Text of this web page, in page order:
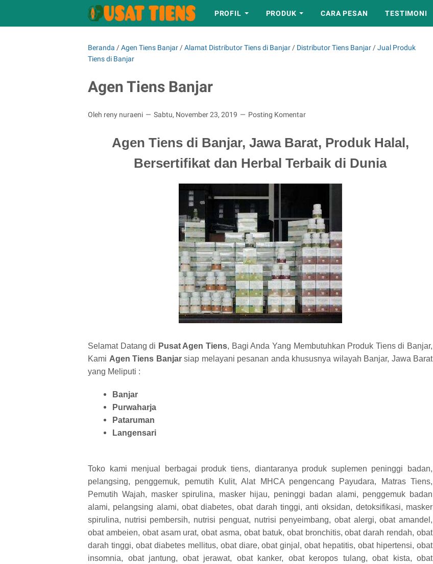
PROFIL PRODUK CARA PESAN TESTIMONI
Beranda /Agen Tiens Banjar /Alamat Distributor Tiens di Banjar / Distributor Tiens Banjar /Jual Produk
Tiens di Banjar
Agen Tiens Banjar
Oleh reny nuraeni Sabtu, November 23, 2019 Posting Komentar
Agen Tiens di Banjar, Jawa Barat, Produk Halal,
Bersertifikat dan Herbal Terbaik di Dunia
Selamat Datang di Pusat Agen Tiens, Bagi Anda Yang Membutuhkan Produk Tiens di Banjar,
Kami Agen Tiens Banjarsiap melayani pesanan anda khususnya wilayah Banjar, Jawa Barat
yang Meliputi :
Banjar
Purwaharja
Pataruman
Langensari
Toko kami menjual berbagai produk tiens, diantaranya produk suplemen peninggi badan,
pelangsing, penggemuk, pemutih Kulit, Alat MHCA pengencang Payudara, Matras Tiens,
Pemutih Wajah, masker spirulina, masker hijau, peninggi badan alami, penggemuk badan
alami, pelangsing alami, obat diabetes, obat darah tinggi, anti oksidan, detoksifikasi, masker
spirulina, nutrisi pembersih, nutrisi penguat, nutrisi penyeimbang, obat alergi, obat amandel,
obat ambeien, obat asam urat, obat asma, obat batuk, obat bronchitis, obat darah rendah, obat
darah tinggi, obat diabetes mellitus, obat diare, obat ginjal, obat hepatitis, obat hipertensi, obat
insomnia, obat jantung, obat jerawat, obat kanker, obat keropos tulang, obat kista, obat